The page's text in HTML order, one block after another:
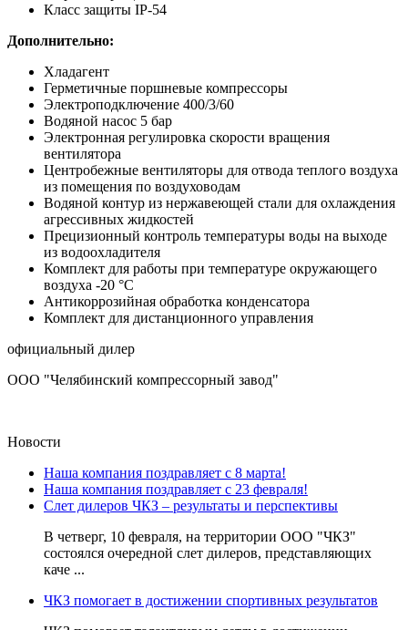
Класс защиты IP-54
Дополнительно:
Хладагент
Герметичные поршневые компрессоры
Электроподключение 400/3/60
Водяной насос 5 бар
Электронная регулировка скорости вращения
вентилятора
Центробежные вентиляторы для отвода теплого воздуха
из помещения по воздуховодам
Водяной контур из нержавеющей стали для охлаждения
агрессивных жидкостей
Прецизионный контроль температуры воды на выходе
из водоохладителя
Комплект для работы при температуре окружающего
воздуха -20 °С
Антикоррозийная обработка конденсатора
Комплект для дистанционного управления
официальный дилер
ООО "Челябинский компрессорный завод"
Новости
Наша компания поздравляет с 8 марта!
Наша компания поздравляет с 23 февраля!
Слет дилеров ЧКЗ – результаты и перспективы
В четверг, 10 февраля, на территории ООО "ЧКЗ"
состоялся очередной слет дилеров, представляющих
каче ...
ЧКЗ помогает в достижении спортивных результатов